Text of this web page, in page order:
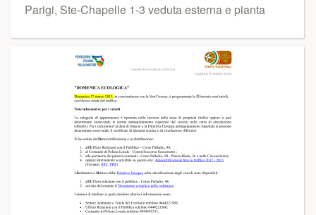
Parigi, Ste-Chapelle 1-3 veduta esterna e pianta